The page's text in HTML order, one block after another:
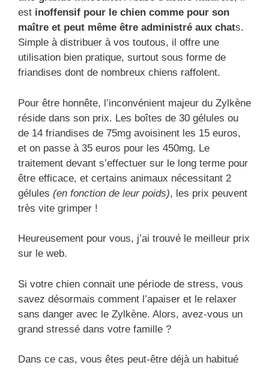
est inoffensif pour le chien comme pour son
maître et peut même être administré aux chats.
Simple à distribuer à vos toutous, il offre une
utilisation bien pratique, surtout sous forme de
friandises dont de nombreux chiens raffolent.
Pour être honnête, l’inconvénient majeur du Zylkène
réside dans son prix. Les boîtes de 30 gélules ou
de 14 friandises de 75mg avoisinent les 15 euros,
et on passe à 35 euros pour les 450mg. Le
traitement devant s’effectuer sur le long terme pour
être efficace, et certains animaux nécessitant 2
gélules (en fonction de leur poids), les prix peuvent
très vite grimper !
Heureusement pour vous, j’ai trouvé le meilleur prix
sur le web.
Si votre chien connait une période de stress, vous
savez désormais comment l’apaiser et le relaxer
sans danger avec le Zylkène. Alors, avez-vous un
grand stressé dans votre famille ?
Dans ce cas, vous êtes peut-être déjà un habitué